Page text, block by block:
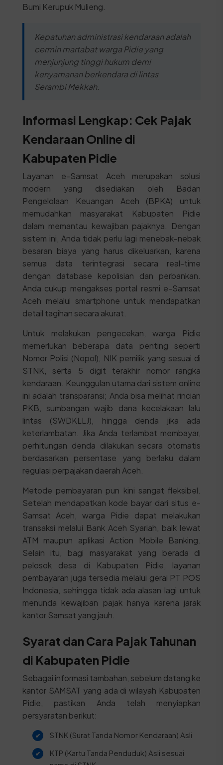
Bumi Kerupuk Mulieng.
Kepatuhan administrasi kendaraan adalah
cermin martabat warga Pidie yang
menjunjung tinggi hukum demi
kenyamanan berkendara di lintas
Serambi Mekkah.
Informasi Lengkap: Cek Pajak
Kendaraan Online di
Kabupaten Pidie
Layanan e-Samsat Aceh merupakan solusi
modern yang disediakan oleh Badan
Pengelolaan Keuangan Aceh (BPKA) untuk
memudahkan masyarakat Kabupaten Pidie
dalam memantau kewajiban pajaknya. Dengan
sistem ini, Anda tidak perlu lagi menebak-nebak
besaran biaya yang harus dikeluarkan, karena
semua data terintegrasi secara real-time
dengan database kepolisian dan perbankan.
Anda cukup mengakses portal resmi e-Samsat
Aceh melalui smartphone untuk mendapatkan
detail tagihan secara akurat.
Untuk melakukan pengecekan, warga Pidie
memerlukan beberapa data penting seperti
Nomor Polisi (Nopol), NIK pemilik yang sesuai di
STNK, serta 5 digit terakhir nomor rangka
kendaraan. Keunggulan utama dari sistem online
ini adalah transparansi; Anda bisa melihat rincian
PKB, sumbangan wajib dana kecelakaan lalu
lintas (SWDKLLJ), hingga denda jika ada
keterlambatan. Jika Anda terlambat membayar,
perhitungan denda dilakukan secara otomatis
berdasarkan persentase yang berlaku dalam
regulasi perpajakan daerah Aceh.
Metode pembayaran pun kini sangat fleksibel.
Setelah mendapatkan kode bayar dari situs e-
Samsat Aceh, warga Pidie dapat melakukan
transaksi melalui Bank Aceh Syariah, baik lewat
ATM maupun aplikasi Action Mobile Banking.
Selain itu, bagi masyarakat yang berada di
pelosok desa di Kabupaten Pidie, layanan
pembayaran juga tersedia melalui gerai PT POS
Indonesia, sehingga tidak ada alasan lagi untuk
menunda kewajiban pajak hanya karena jarak
kantor Samsat yang jauh.
Syarat dan Cara Pajak Tahunan
di Kabupaten Pidie
Sebagai informasi tambahan, sebelum datang ke
kantor SAMSAT yang ada di wilayah Kabupaten
Pidie, pastikan Anda telah menyiapkan
persyaratan berikut:
STNK (Surat Tanda Nomor Kendaraan) Asli
KTP (Kartu Tanda Penduduk) Asli sesuai